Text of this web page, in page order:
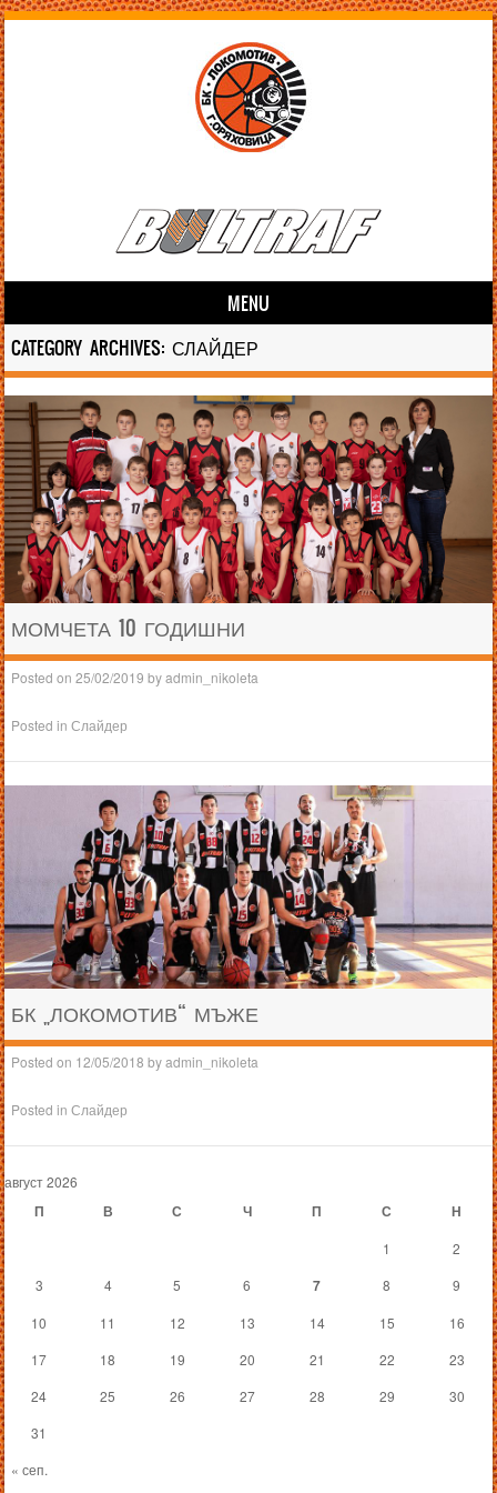
MENU
Skip to content
CATEGORY ARCHIVES:СЛАЙДЕР
МОМЧЕТА 10 ГОДИШНИ
Posted on25/02/2019 byadmin_nikoleta
Posted inСлайдер
БК „ЛОКОМОТИВ“ МЪЖЕ
Posted on 12/05/2018 byadmin_nikoleta
Posted inСлайдер
август 2026
П В С Ч П С Н
« сеп.
1
2
3
4 5 6 7 8
9
10
11 12 13 14 15
16
17
18 19 20 21 22
23
24
25 26 27 28 29
30
31